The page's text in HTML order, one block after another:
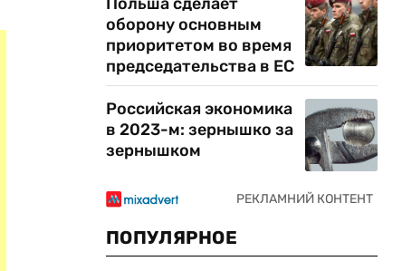
оборону основным
приоритетом во время
председательства в ЕС
Российская экономика
в 2023-м: зернышко за
зернышком
ПОПУЛЯРНОЕ